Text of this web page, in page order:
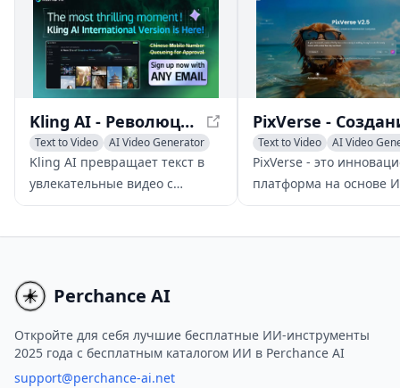
разделяет схожие интересы.
повторяющихся задач.
Kling AI - Революционизируя генерацию текста в видео
Text to Video
AI Video Generator
AI Video Editing
Kling AI превращает текст в
увлекательные видео с
помощью передовых 3D-
создания мультимедийного
контента.
Text to Video
AI Video
Image to Video
PixVerse - это
платформа на основе
которая позволяет
данных персонажей.
Perchance AI
Откройте для себя лучшие бесплатные ИИ-инструменты
2025 года с бесплатным каталогом ИИ в Perchance AI
support@perchance-ai.net